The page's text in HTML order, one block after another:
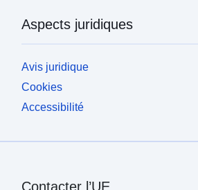
Aspects juridiques
Avis juridique
Cookies
Accessibilité
Contacter l’UE